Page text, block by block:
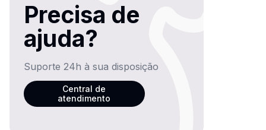
Precisa de
ajuda?
Suporte 24h à sua disposição
Central de
atendimento